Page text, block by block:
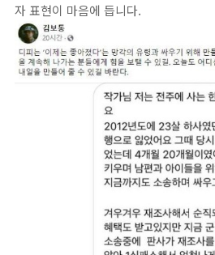
자 표현이 마음에 듭니다.